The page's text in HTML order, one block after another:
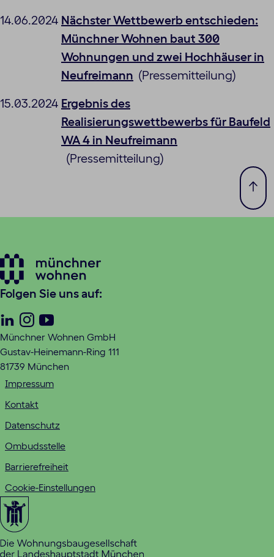
14.06.2024 Nächster Wettbewerb entschieden:
Münchner Wohnen baut 300
Wohnungen und zwei Hochhäuser in
Neufreimann (Pressemitteilung)
15.03.2024 Ergebnis des
Realisierungswettbewerbs für Baufeld
WA 4 in Neufreimann
(Pressemitteilung)
Zum
Folgen Sie uns auf:
Linkedin
Instagram
Youtube
Münchner Wohnen GmbH
Gustav-Heinemann-Ring 111
81739 München
Impressum
Kontakt
Datenschutz
Ombudsstelle
Barrierefreiheit
Cookie-Einstellungen